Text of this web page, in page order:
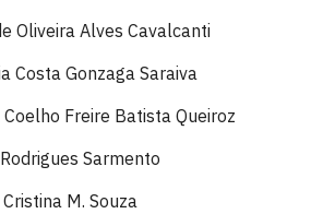
Oliveira Alves Cavalcanti
Costa Gonzaga Saraiva
Coelho Freire Batista Queiroz
Sarmento
M. Souza